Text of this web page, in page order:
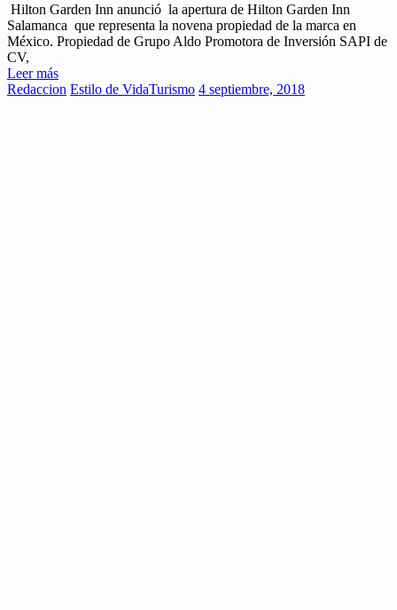
Hilton Garden Inn anunció la apertura de Hilton Garden Inn
Salamanca que representa la novena propiedad de la marca en
México. Propiedad de Grupo Aldo Promotora de Inversión SAPI de
CV,
Leer más
Redaccion Estilo de VidaTurismo 4 septiembre, 2018